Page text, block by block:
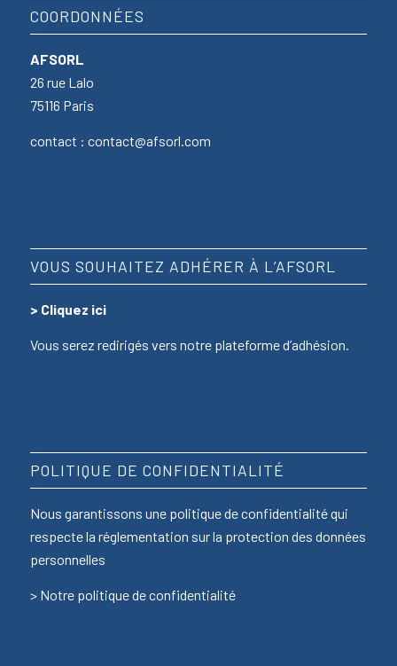
COORDONNÉES
AFSORL
26 rue Lalo
75116 Paris
contact : contact@afsorl.com
VOUS SOUHAITEZ ADHÉRER À L’AFSORL
> Cliquez ici
Vous serez redirigés vers notre plateforme d’adhésion.
POLITIQUE DE CONFIDENTIALITÉ
Nous garantissons une politique de confidentialité qui
respecte la réglementation sur la protection des données
personnelles
> Notre politique de confidentialité